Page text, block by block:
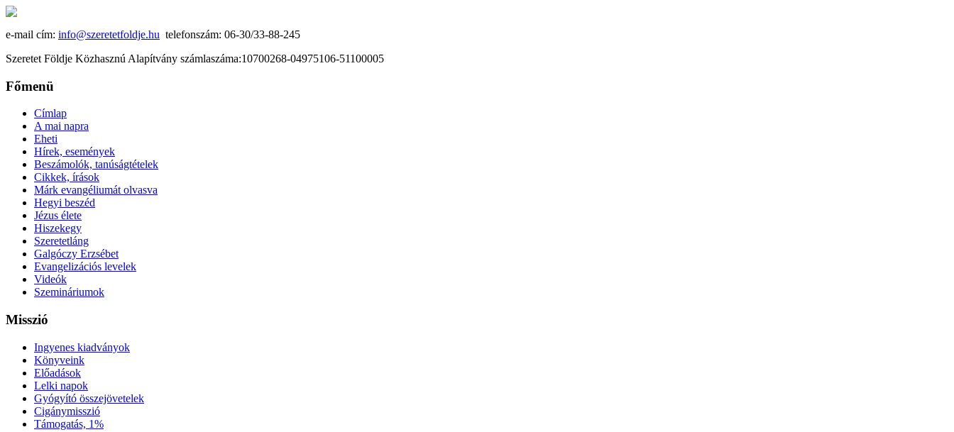
e-mail cím: info@szeretetfoldje.hu telefonszám: 06-30/33-88-245
Szeretet Földje Közhasznú Alapítvány számlaszáma:10700268-04975106-51100005
Főmenü
Címlap
A mai napra
Eheti
Hírek, események
Beszámolók, tanúságtételek
Cikkek, írások
Márk evangéliumát olvasva
Hegyi beszéd
Jézus élete
Hiszekegy
Szeretetláng
Galgóczy Erzsébet
Evangelizációs levelek
Videók
Szemináriumok
Misszió
Ingyenes kiadványok
Könyveink
Előadások
Lelki napok
Gyógyító összejövetelek
Cigánymisszió
Támogatás, 1%